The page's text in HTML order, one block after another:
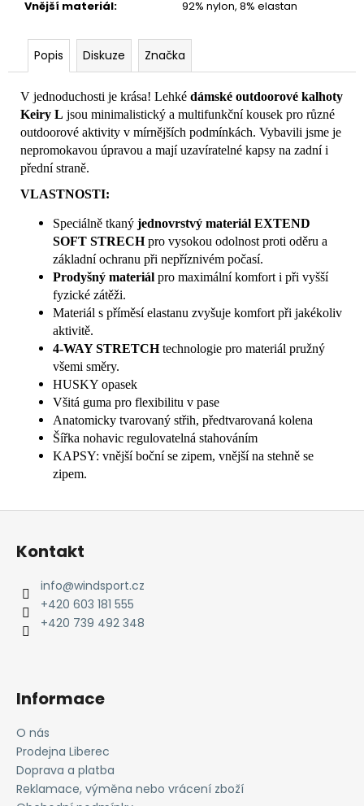
Vnější materiál: 92% nylon, 8% elastan
Popis Diskuze Značka
V jednoduchosti je krása! Lehké dámské outdoorové kalhoty
Keiry L jsou minimalistický a multifunkční kousek pro různé
outdoorové aktivity v mírnějších podmínkách. Vybavili jsme je
nepromokavou úpravou a mají uzavíratelné kapsy na zadní i
přední straně.
VLASTNOSTI:
Speciálně tkaný jednovrstvý materiál EXTEND
SOFT STRECHpro vysokou odolnost proti oděru a
základní ochranu při nepříznivém počasí.
Prodyšný materiál pro maximální komfort i při vyšší
fyzické zátěži.
Materiál s příměsí elastanu zvyšuje komfort při jakékoliv
aktivitě.
4-WAY STRETCHtechnologie pro materiál pružný
všemi směry.
HUSKY opasek
Všitá guma pro flexibilitu v pase
Anatomicky tvarovaný střih, předtvarovaná kolena
Šířka nohavic regulovatelná stahováním
KAPSY: vnější boční se zipem, vnější na stehně se
zipem.
Z
Kontakt
info@windsport.cz
+420 603 181 555
+420 739 492 348
Informace
O nás
Prodejna Liberec
Doprava a platba
Reklamace, výměna nebo vrácení zboží